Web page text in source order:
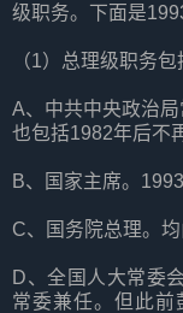
级职务。下面是
（1）总理级职务包
A、中共中央政治
也包括1982年后不
B、国家主席。
C、国务院总理。
D、全国人大常委
常委兼任。但此前